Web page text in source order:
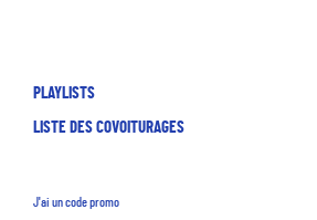
PLAYLISTS
LISTE DES COVOITURAGES
J'ai un code promo